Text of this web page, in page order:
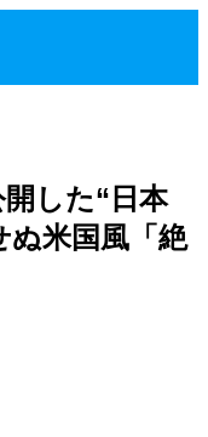
した“日本
米国風「絶